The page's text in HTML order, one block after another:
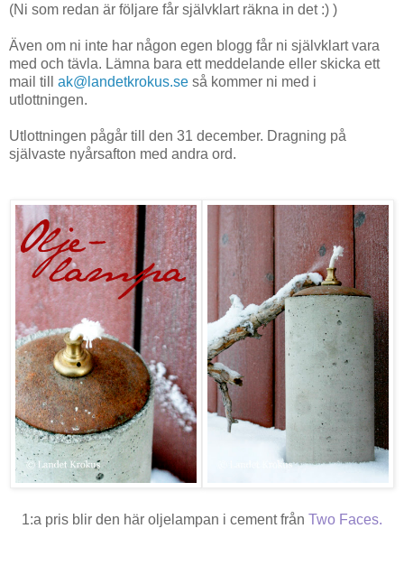
(Ni som redan är följare får självklart räkna in det :) )
Även om ni inte har någon egen blogg får ni självklart vara
med och tävla. Lämna bara ett meddelande eller skicka ett
mail till ak@landetkrokus.se så kommer ni med i
utlottningen.
Utlottningen pågår till den 31 december. Dragning på
självaste nyårsafton med andra ord.
1:a pris blir den här oljelampan i cement från Two Faces.